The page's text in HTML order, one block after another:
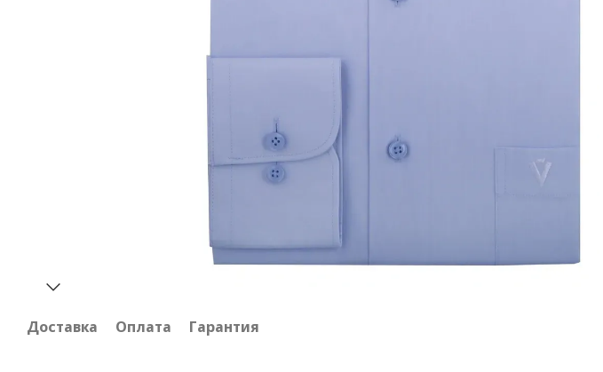
Доставка Оплата Гарантия